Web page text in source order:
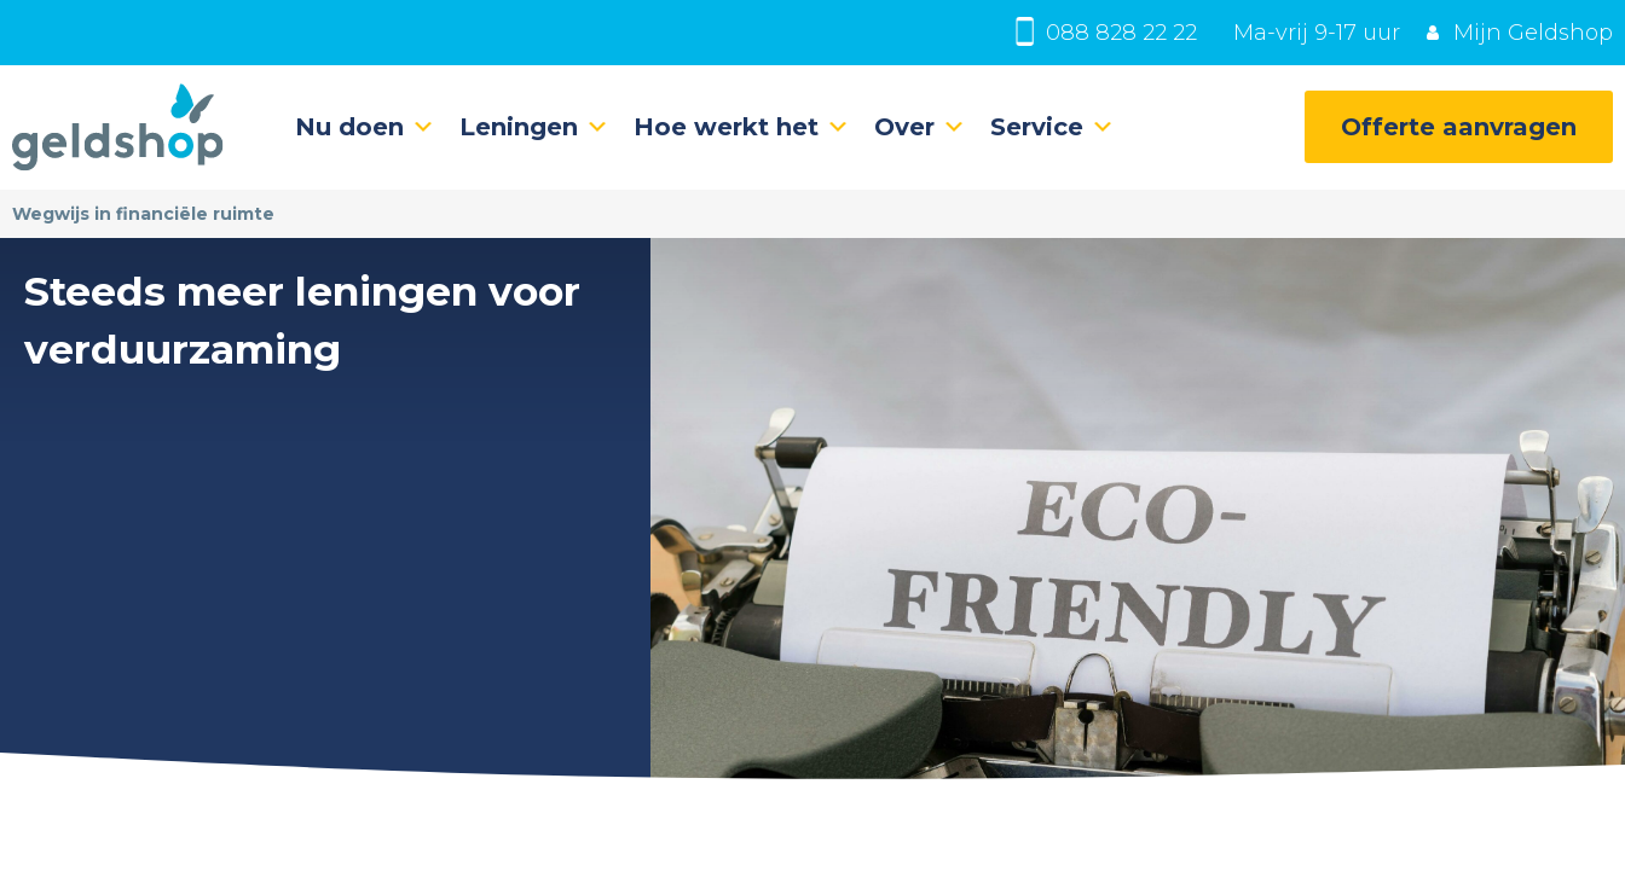
088 828 22 22 Ma-vrij 9-17 uur Mijn Geldshop
Nu doen Leningen Hoe werkt het Over Service Offerte aanvragen
Wegwijs in financiële ruimte
Steeds meer leningen voor
verduurzaming